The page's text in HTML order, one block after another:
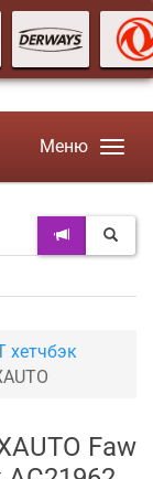
Меню
хетчбэк
Faw